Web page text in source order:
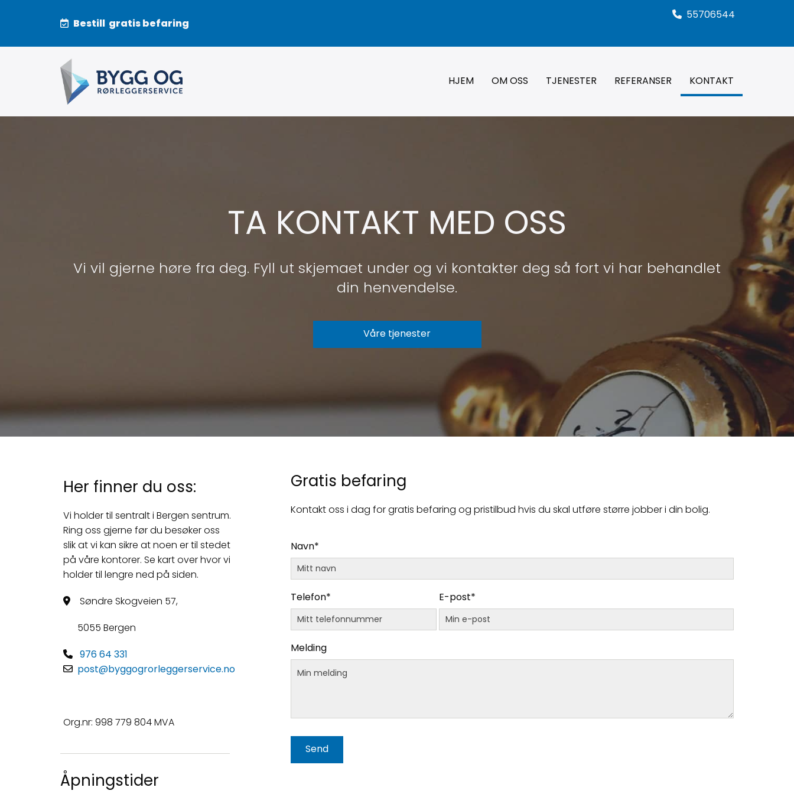
 Bestill gratis befaring
55706544
HJEM OM OSS TJENESTER REFERANSER KONTAKT
TA KONTAKT MED OSS
Vi vil gjerne høre fra deg. Fyll ut skjemaet under og vi kontakter deg så fort vi har behandlet
din henvendelse.
Våre tjenester
Her finner du oss:
Vi holder til sentralt i Bergen sentrum.
Ring oss gjerne før du besøker oss
slik at vi kan sikre at noen er til stedet
på våre kontorer. Se kart over hvor vi
holder til lengre ned på siden.

Søndre Skogveien 57,
5055 Bergen
 976 64 331
 post@byggogrorleggerservice.no
Org.nr: 998 779 804 MVA
Åpningstider
Gratis befaring
Kontakt oss i dag for gratis befaring og pristilbud hvis du skal utføre større jobber i din bolig.
Navn*
Telefon* E-post*
Melding